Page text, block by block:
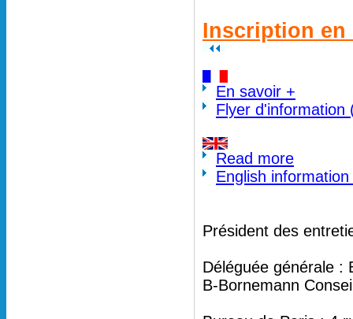
Inscription en
En savoir +
Flyer d'information
Read more
English
Président des
Déléguée générale :
B-Bornemann